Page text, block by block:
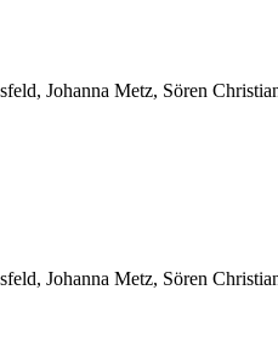
Johanna Metz, Sören
Johanna Metz, Sören